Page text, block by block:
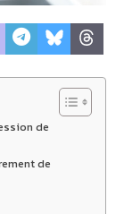
de
de